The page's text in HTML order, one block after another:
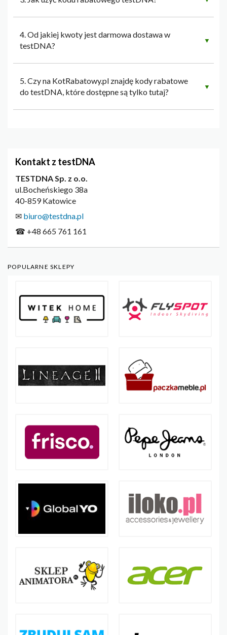
4. Od jakiej kwoty jest darmowa dostawa w
testDNA?
▼
5. Czy na KotRabatowy.pl znajdę kody rabatowe
do testDNA, które dostępne są tylko tutaj?
▼
Kontakt z testDNA
TESTDNA Sp. z o.o.
ul.Bocheńskiego 38a
40-859 Katowice
✉ biuro@testdna.pl
☎ +48 665 761 161
POPULARNE SKLEPY